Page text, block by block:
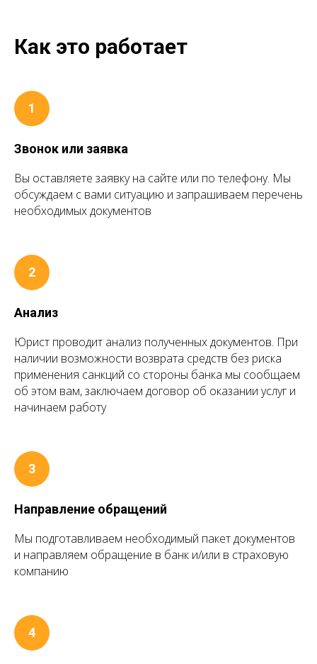
Как это работает
Звонок или заявка
Вы оставляете заявку на сайте или по телефону. Мы
обсуждаем с вами ситуацию и запрашиваем перечень
необходимых документов
Анализ
Юрист проводит анализ полученных документов. При
наличии возможности возврата средств без риска
применения санкций со стороны банка мы сообщаем
об этом вам, заключаем договор об оказании услуг и
начинаем работу
Направление обращений
Мы подготавливаем необходимый пакет документов
и направляем обращение в банк и/или в страховую
компанию